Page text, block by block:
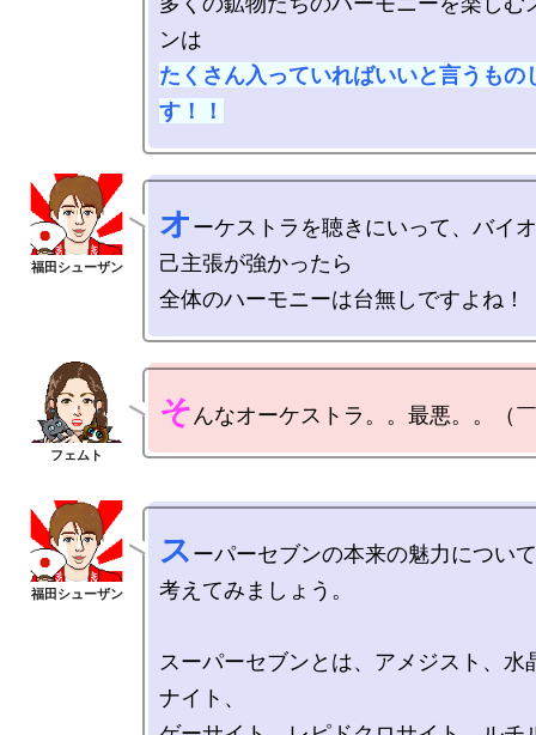
たくさん入っていればいいと言うもの
す！！
オーケストラを聴きにいって、バイ
己主張が強かったら
そ
スーパーセブンの本来の魅力につい
考えてみましょう。
スーパーセブンとは、アメジスト、水
ナイト、